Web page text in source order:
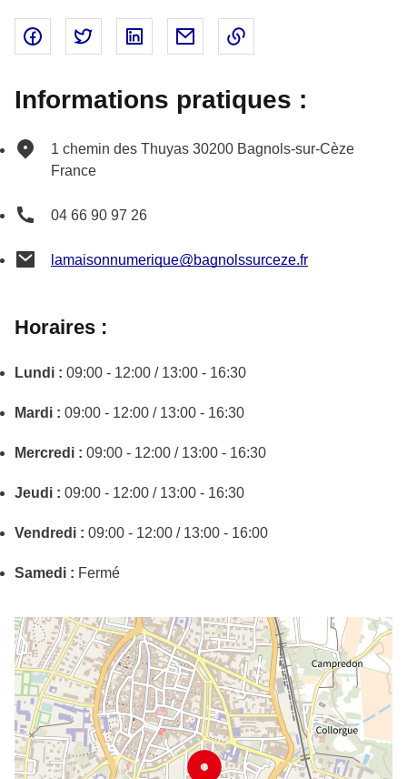
Partager sur Facebook - nouvelle fenêtre
Partager sur Twitter - nouvelle fenêtre
Partager sur Linked In - nouvelle
Partager par email - nouvelle
Informations pratiques :
1 chemin des Thuyas 30200 Bagnols-sur-Cèze
France
04 66 90 97 26
lamaisonnumerique@bagnolssurceze.fr
Horaires :
Lundi : 09:00 - 12:00 / 13:00 - 16:30
Mardi : 09:00 - 12:00 / 13:00 - 16:30
Mercredi : 09:00 - 12:00 / 13:00 - 16:30
Jeudi : 09:00 - 12:00 / 13:00 - 16:30
Vendredi : 09:00 - 12:00 / 13:00 - 16:00
Samedi : Fermé